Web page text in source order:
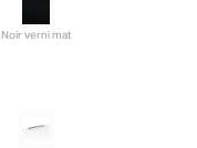
Noir verni mat